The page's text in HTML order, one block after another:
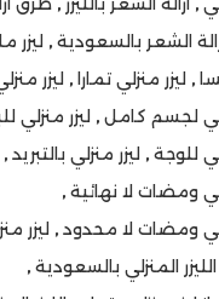
الشعر بالسعودية , ليزر
, ليزر منزلي تمارا , ليزر
لجسم كامل , ليزر منزلي
للوجة , ليزر منزلي بالتبريد ,
ومضات لا نهائية ,
ومضات لا محدود , ليزر
المنزلي بالسعودية ,